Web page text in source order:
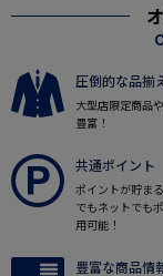
圧倒的な品揃
大型店限定商品
豊富！
共通ポイント
ポイントが貯ま
でもネットでも
用可能！
豊富な商品情